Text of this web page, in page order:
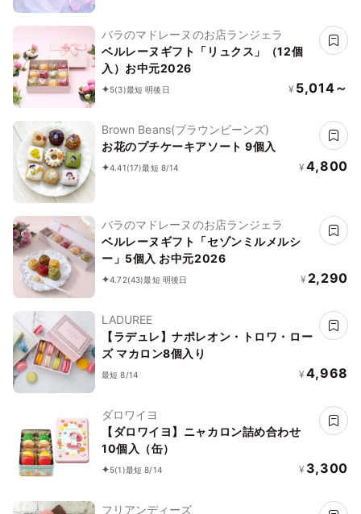
バラのマドレーヌのお店ランジェラ
ベルレーヌギフト「リュクス」（12個
入）お中元2026
5(3)最短 明後日 ¥ 5,014～
Brown Beans(ブラウンビーンズ)
お花のプチケーキアソート 9個入
4.41(17)最短 8/14 ¥ 4,800
バラのマドレーヌのお店ランジェラ
ベルレーヌギフト「セゾンミルメルシ
ー」5個入 お中元2026
4.72(43)最短 明後日 ¥ 2,290
LADUREE
【ラデュレ】ナポレオン・トロワ・ロー
ズ マカロン8個入り
最短 8/14 ¥ 4,968
ダロワイヨ
【ダロワイヨ】ニャカロン詰め合わせ
10個入（缶）
5(1)最短 8/14 ¥ 3,300
フリアンディーズ